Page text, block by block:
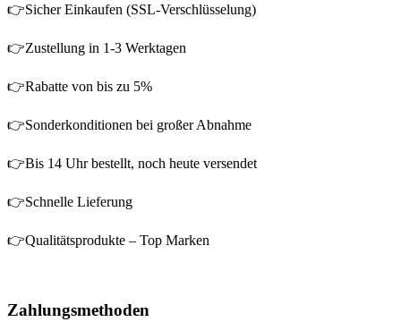
👉Sicher Einkaufen (SSL-Verschlüsselung)
👉Zustellung in 1-3 Werktagen
👉Rabatte von bis zu 5%
👉Sonderkonditionen bei großer Abnahme
👉Bis 14 Uhr bestellt, noch heute versendet
👉Schnelle Lieferung
👉Qualitätsprodukte – Top Marken
Zahlungsmethoden